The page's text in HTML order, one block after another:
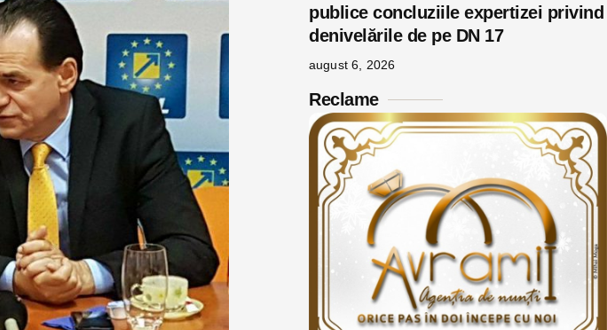
publice concluziile expertizei privind
denivelările de pe DN 17
august 6, 2026
Reclame